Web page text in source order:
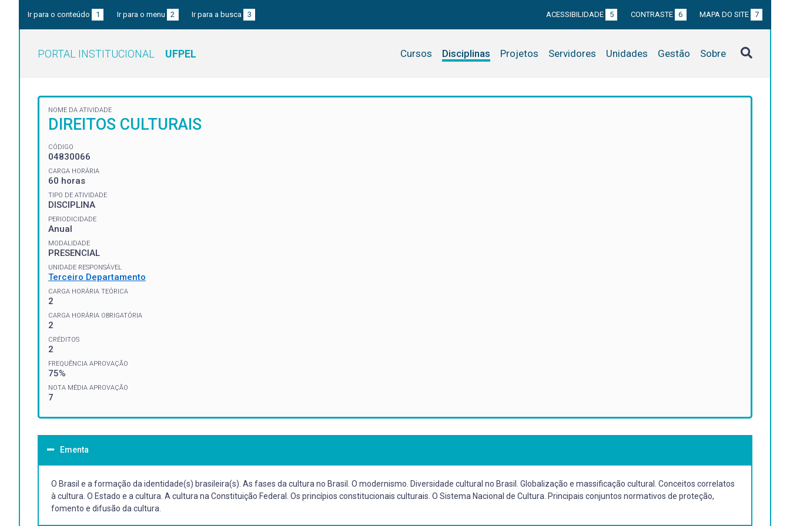
Ir para o conteúdo 1 Ir para o menu 2 Ir para a busca 3 ACESSIBILIDADE 5 CONTRASTE 6 MAPA DO SITE 7
PORTAL INSTITUCIONAL UFPEL Cursos Disciplinas Projetos Servidores Unidades Gestão Sobre
NOME DA ATIVIDADE
DIREITOS CULTURAIS
CÓDIGO
04830066
CARGA HORÁRIA
60 horas
TIPO DE ATIVIDADE
DISCIPLINA
PERIODICIDADE
Anual
MODALIDADE
PRESENCIAL
UNIDADE RESPONSÁVEL
Terceiro Departamento
CARGA HORÁRIA TEÓRICA
2
CARGA HORÁRIA OBRIGATÓRIA
2
CRÉDITOS
2
FREQUÊNCIA APROVAÇÃO
75%
NOTA MÉDIA APROVAÇÃO
7
Ementa
O Brasil e a formação da identidade(s) brasileira(s). As fases da cultura no Brasil. O modernismo. Diversidade cultural no Brasil. Globalização e massificação cultural. Conceitos correlatos
à cultura. O Estado e a cultura. A cultura na Constituição Federal. Os princípios constitucionais culturais. O Sistema Nacional de Cultura. Principais conjuntos normativos de proteção,
fomento e difusão da cultura.